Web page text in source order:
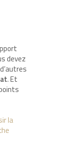
devez
. Et
la